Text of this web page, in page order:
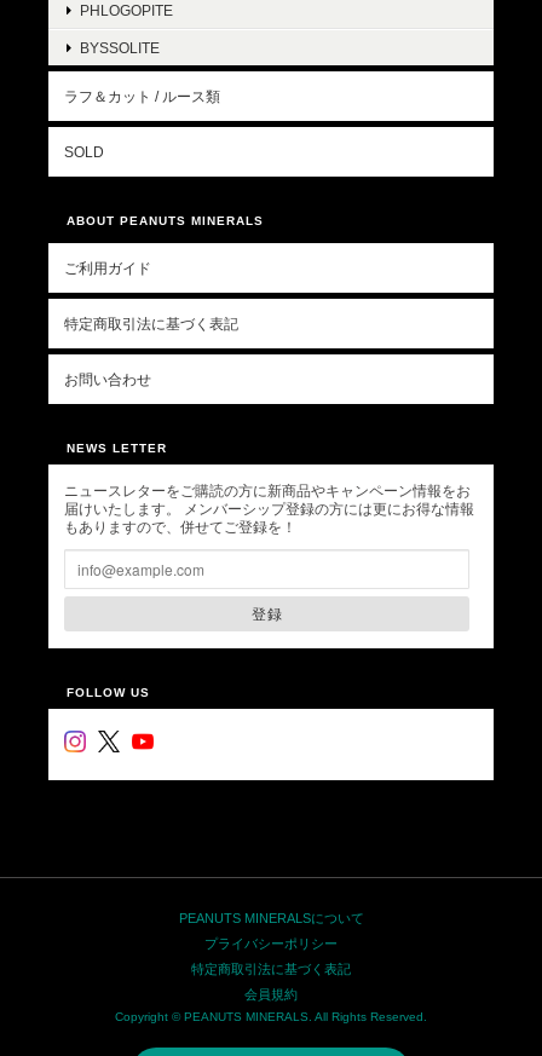
PHLOGOPITE
BYSSOLITE
ラフ＆カット / ルース類
SOLD
ABOUT PEANUTS MINERALS
ご利用ガイド
特定商取引法に基づく表記
お問い合わせ
NEWS LETTER
ニュースレターをご購読の方に新商品やキャンペーン情報をお
届けいたします。 メンバーシップ登録の方には更にお得な情報
もありますので、併せてご登録を！
登録
FOLLOW US
PEANUTS MINERALSについて
プライバシーポリシー
特定商取引法に基づく表記
会員規約
Copyright © PEANUTS MINERALS. All Rights Reserved.